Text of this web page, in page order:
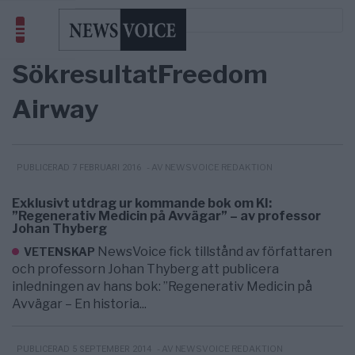
SökresultatFreedom
Airway
PUBLICERAD 7 FEBRUARI 2016 - AV NEWSVOICE REDAKTION
Exklusivt utdrag ur kommande bok om KI:
”Regenerativ Medicin på Avvägar” – av professor
Johan Thyberg
VETENSKAP NewsVoice fick tillstånd av författaren
och professorn Johan Thyberg att publicera
inledningen av hans bok: ”Regenerativ Medicin på
Avvägar – En historia...
PUBLICERAD 5 SEPTEMBER 2014 - AV NEWSVOICE REDAKTION